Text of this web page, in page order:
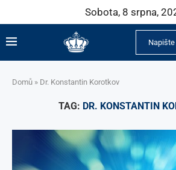
Sobota, 8 srpna,
Domů » Dr. Konstantin Korotkov
TAG: DR. KONSTANTIN